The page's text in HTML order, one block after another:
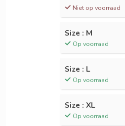
Niet op voorraad
Size : M
Op voorraad
Size : L
Op voorraad
Size : XL
Op voorraad